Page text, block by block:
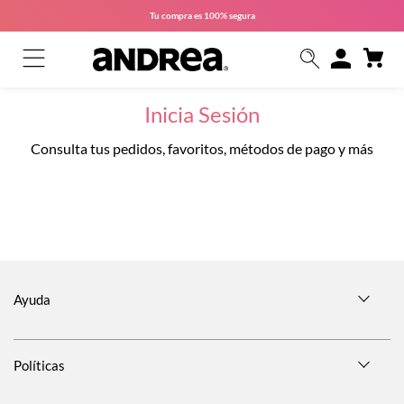
Tu compra es 100% segura
Inicia Sesión
Consulta tus pedidos, favoritos, métodos de pago y más
Ayuda
Políticas